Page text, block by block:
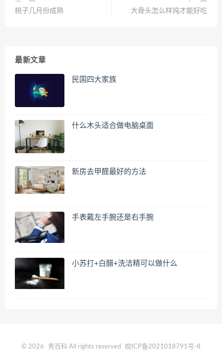
桃子几月份成熟
大骨头怎么样炖才能好吃
最新文章
民国四大家族
什么木头适合做电脑桌面
新房去甲醛最好的方法
手表戴左手腕还是右手腕
小苏打+白醋+洗洁精可以做什么
© 2026 秀百科 All rights reserved 皖ICP备2021018791号-8